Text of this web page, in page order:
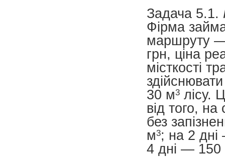
Задача 5.1.
Фірма
маршруту —
грн, ціна
місткості
30 м3 лісу.
від того, на
без
м3; на 2
4 дні — 150